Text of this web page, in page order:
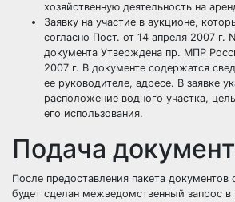
хозяйственную деятельность на
Заявку на участие в аукционе,
согласно Пост. от 14 апреля 2007 г.
документа Утверждена пр. МПР
2007 г. В документе содержатся
ее руководителе, адресе. В заявке
расположение водного участка,
его использования.
Подача
После предоставления пакета документов
будет сделан межведомственный запрос